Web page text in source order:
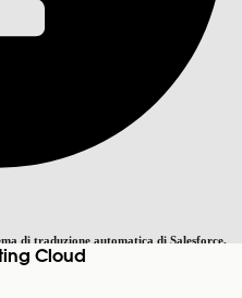
di traduzione automatica di Salesforce.
Non ora
Cloud